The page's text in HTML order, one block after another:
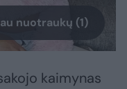
nuotraukų (1)
kaimynas